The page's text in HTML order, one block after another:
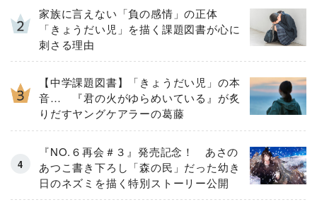
家族に言えない「負の感情」の正体
「きょうだい児」を描く課題図書が心に
刺さる理由
【中学課題図書】「きょうだい児」の本
音… 『君の火がゆらめいている』が炙
りだすヤングケアラーの葛藤
『NO.６再会＃３』発売記念！ あさの
あつこ書き下ろし「森の民」だった幼き
日のネズミを描く特別ストーリー公開